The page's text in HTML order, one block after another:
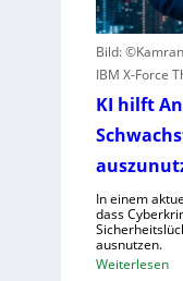
e
w
e
g
e
S
c
l
e
c
u
n
e
n
t
R
g
Bild:
IBM X-Force
KI hilft
In einem
dass
ausnutzen.
Weiterlesen: